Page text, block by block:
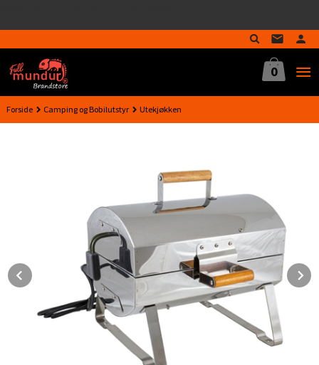
innholdet
0
Forside Camping og Bobilutstyr Utekjøkken